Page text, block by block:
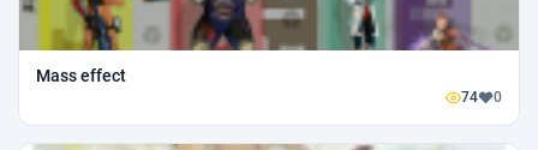
Mass effect
74 0